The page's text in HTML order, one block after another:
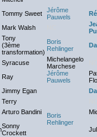
Tommy Sweet
Jérôme
Pauwels
Mark Walsh
Tony
(3ème
transformation)
Boris
Rehlinger
Syracuse
Michelangelo
Marchese
Ray
Jérôme
Pauwels
Jimmy Egan
Boris
Rehlinger
Terry
Arturo Bandini
Sonny
Crockett